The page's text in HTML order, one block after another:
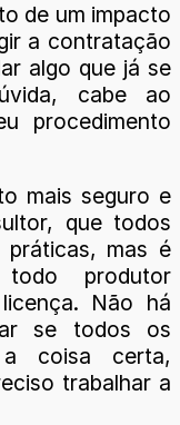
de um impacto
a contratação
algo que já se
cabe ao
procedimento
mais seguro e
que todos
mas é
todo produtor
Não há
se todos os
coisa certa,
trabalhar a